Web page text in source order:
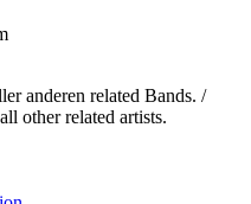
anderen related Bands. /
other related artists.